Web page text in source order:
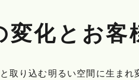
変化とお
り込む明るい空間に生まれ